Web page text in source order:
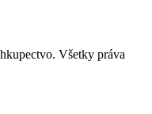
Všetky práva